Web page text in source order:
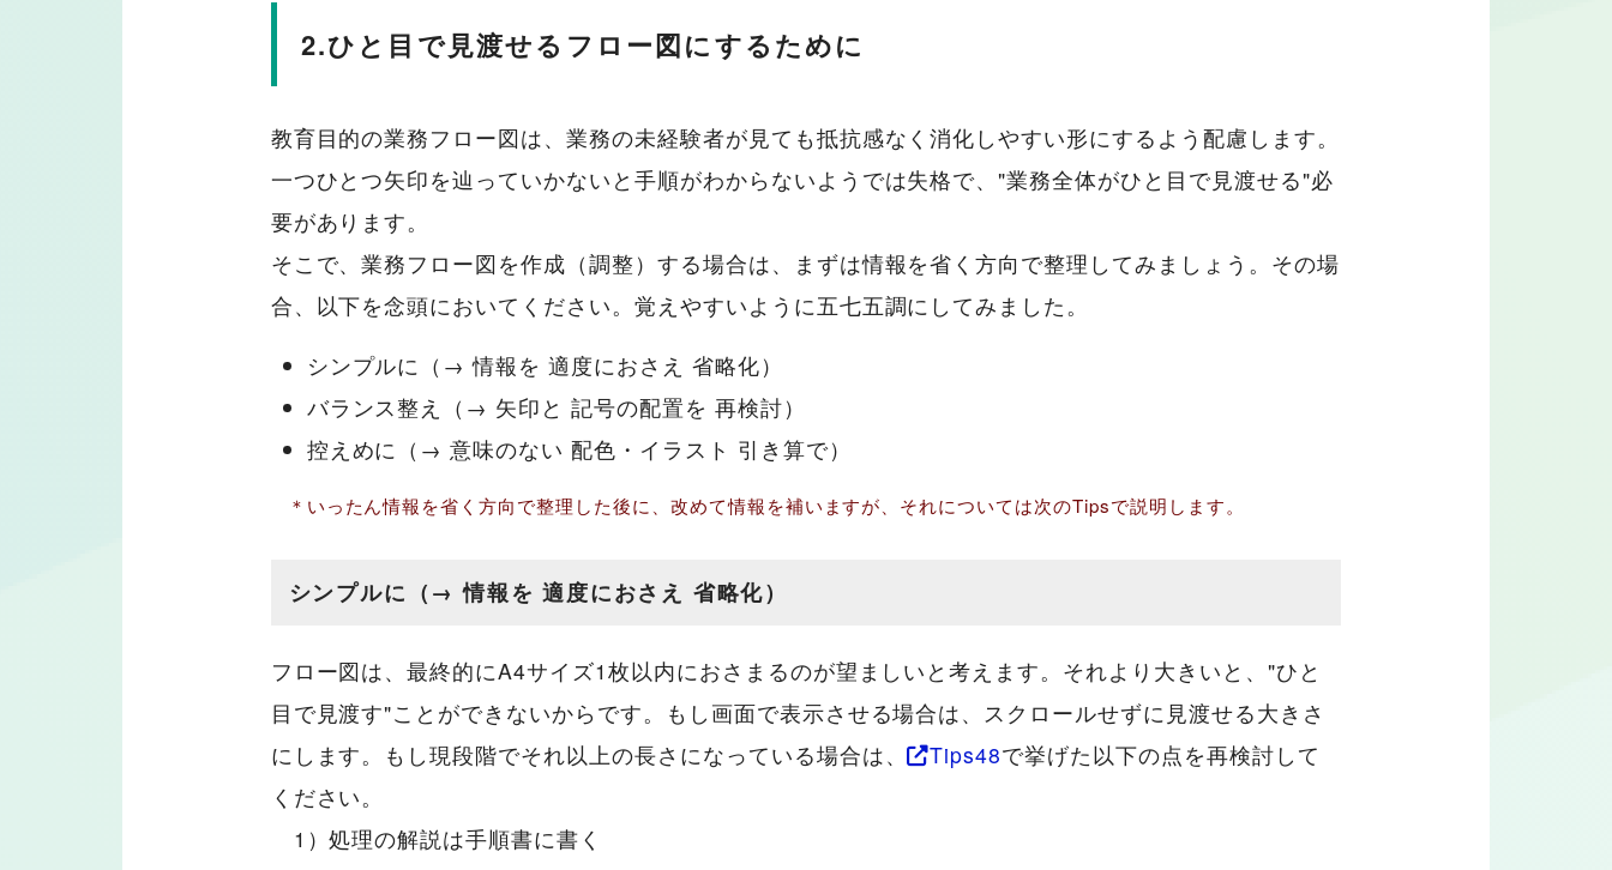
2.ひと目で見渡せるフロー図にするために
教育目的の業務フロー図は、業務の未経験者が見ても抵抗感なく消化しやすい形にするよう配慮します。
一つひとつ矢印を辿っていかないと手順がわからないようでは失格で、"業務全体がひと目で見渡せる"必
要があります。
そこで、業務フロー図を作成（調整）する場合は、まずは情報を省く方向で整理してみましょう。その場
合、以下を念頭においてください。覚えやすいように五七五調にしてみました。
シンプルに（→ 情報を 適度におさえ 省略化）
バランス整え（→ 矢印と 記号の配置を 再検討）
控えめに（→ 意味のない 配色・イラスト 引き算で）
＊いったん情報を省く方向で整理した後に、改めて情報を補いますが、それについては次のTipsで説明します。
シンプルに（→ 情報を 適度におさえ 省略化）
フロー図は、最終的にA4サイズ1枚以内におさまるのが望ましいと考えます。それより大きいと、"ひと
目で見渡す"ことができないからです。もし画面で表示させる場合は、スクロールせずに見渡せる大きさ
にします。もし現段階でそれ以上の長さになっている場合は、
Tips48で挙げた以下の点を再検討して
ください。
1）処理の解説は手順書に書く